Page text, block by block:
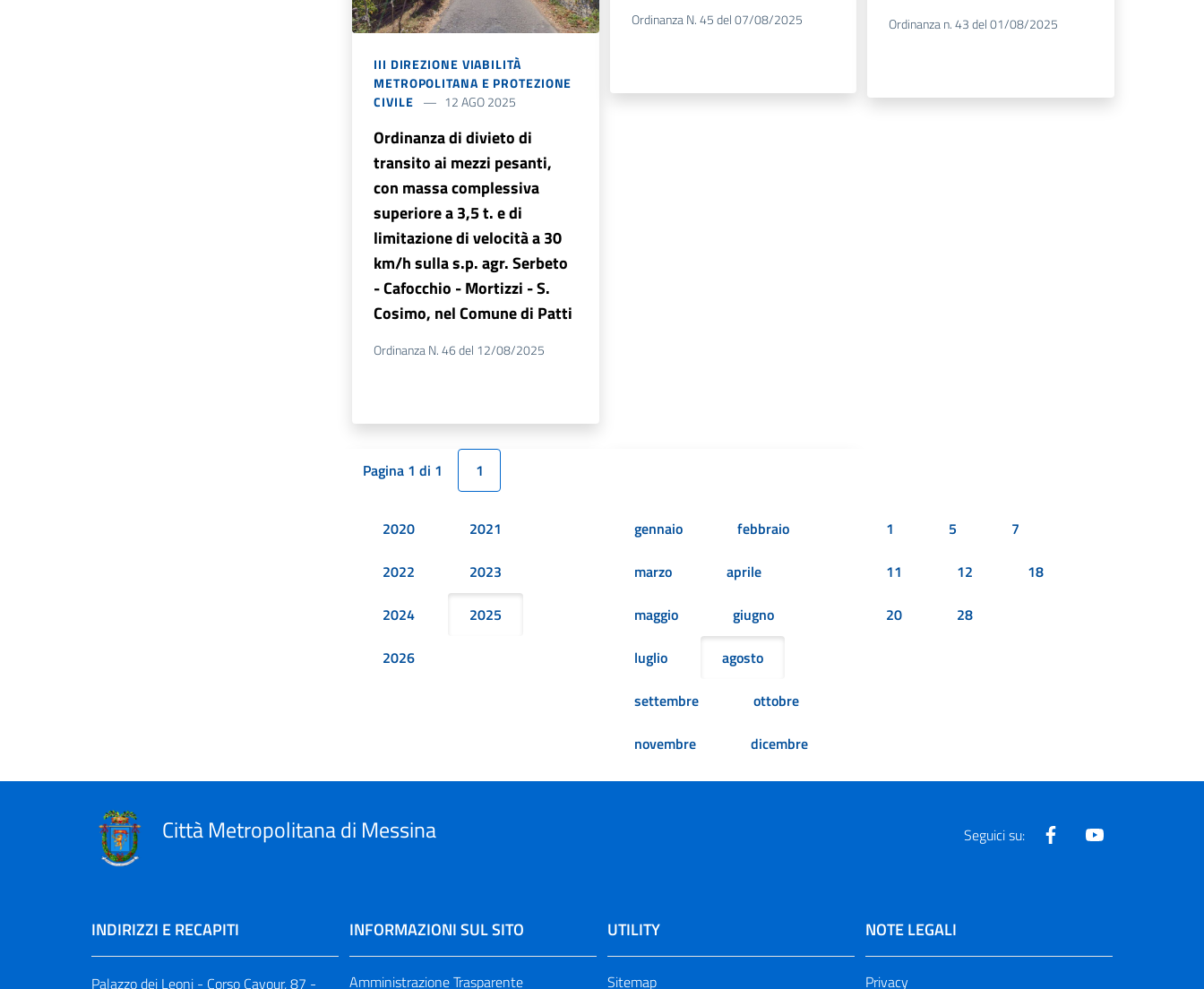
III DIREZIONE VIABILITÀ
METROPOLITANA E PROTEZIONE
CIVILE
12 AGO 2025
Ordinanza di divieto di
transito ai mezzi pesanti,
con massa complessiva
superiore a 3,5 t. e di
limitazione di velocità a 30
km/h sulla s.p. agr. Serbeto
- Cafocchio - Mortizzi - S.
Cosimo, nel Comune di Patti
Ordinanza N. 46 del 12/08/2025
Ordinanza N. 45 del 07/08/2025 Ordinanza n. 43 del 01/08/2025
Pagina 1 di 1 1
2020
2021
2022
2023
2024
2025
2026
gennaio
febbraio
marzo
aprile
maggio
giugno
luglio
agosto
settembre
ottobre
novembre
dicembre
1 5
7
11
12
18
20
28
Città Metropolitana di Messina Seguici su: Facebook
INDIRIZZI E RECAPITI
Palazzo dei Leoni - Corso Cavour, 87 -
INFORMAZIONI SUL SITO
Amministrazione Trasparente
UTILITY
Sitemap
NOTE LEGALI
Privacy